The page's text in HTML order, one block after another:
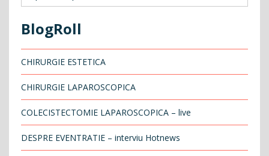
BlogRoll
CHIRURGIE ESTETICA
CHIRURGIE LAPAROSCOPICA
COLECISTECTOMIE LAPAROSCOPICA – live
DESPRE EVENTRATIE – interviu Hotnews